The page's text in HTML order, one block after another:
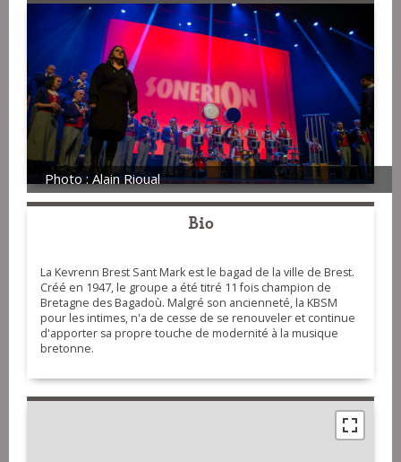
Photo : Alain Rioual
Bio
La Kevrenn Brest Sant Mark est le bagad de la ville de Brest.
Créé en 1947, le groupe a été titré 11 fois champion de
Bretagne des Bagadoù. Malgré son ancienneté, la KBSM
pour les intimes, n'a de cesse de se renouveler et continue
d'apporter sa propre touche de modernité à la musique
bretonne.